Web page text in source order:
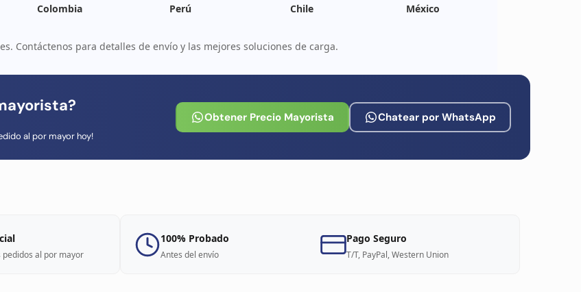
Colombia Perú Chile México
Contáctenos para detalles de envío y las mejores soluciones de carga.
al por mayor hoy!
Obtener Precio Mayorista Chatear por WhatsApp
pedidos al por mayor
100% Probado
Antes del envío
Pago Seguro
T/T, PayPal, Western Union